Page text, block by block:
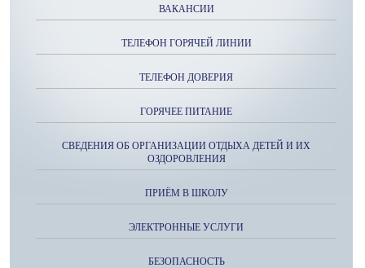
ВАКАНСИИ
ТЕЛЕФОН ГОРЯЧЕЙ ЛИНИИ
ТЕЛЕФОН ДОВЕРИЯ
ГОРЯЧЕЕ ПИТАНИЕ
СВЕДЕНИЯ ОБ ОРГАНИЗАЦИИ ОТДЫХА ДЕТЕЙ И ИХ
ОЗДОРОВЛЕНИЯ
ПРИЁМ В ШКОЛУ
ЭЛЕКТРОННЫЕ УСЛУГИ
БЕЗОПАСНОСТЬ